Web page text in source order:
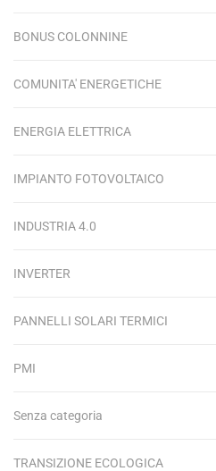
BONUS COLONNINE
COMUNITA' ENERGETICHE
ENERGIA ELETTRICA
IMPIANTO FOTOVOLTAICO
INDUSTRIA 4.0
INVERTER
PANNELLI SOLARI TERMICI
PMI
Senza categoria
TRANSIZIONE ECOLOGICA